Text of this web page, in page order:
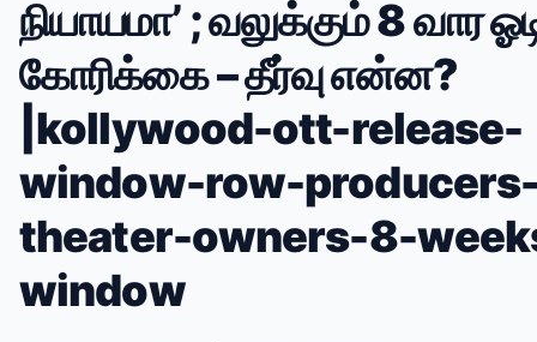
நியாயமா’ ; வலுக்கும் 8 வார
கோரிக்கை – தீர்வு என்ன?
|kollywood-ott-release-
window-row-
theater-owners-8-
window